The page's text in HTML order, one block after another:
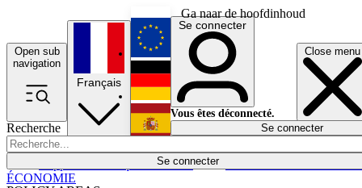
Ga naar de hoofdinhoud
Open sub
navigation
Close menu
Recherche
Se connecter
Économie
Français
English
Deutsch
Español
Se connecter
Vous êtes déconnecté.
Se connecter
ÉCONOMIE